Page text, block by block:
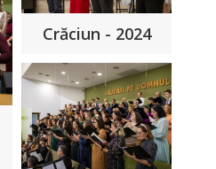
Crăciun - 2024